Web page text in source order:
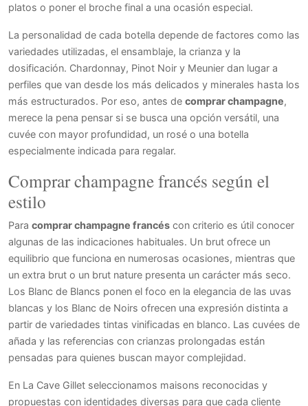
platos o poner el broche final a una ocasión especial.
La personalidad de cada botella depende de factores como las
variedades utilizadas, el ensamblaje, la crianza y la
dosificación. Chardonnay, Pinot Noir y Meunier dan lugar a
perfiles que van desde los más delicados y minerales hasta los
más estructurados. Por eso, antes de comprar champagne,
merece la pena pensar si se busca una opción versátil, una
cuvée con mayor profundidad, un rosé o una botella
especialmente indicada para regalar.
Comprar champagne francés según el
estilo
Para comprar champagne francés con criterio es útil conocer
algunas de las indicaciones habituales. Un brut ofrece un
equilibrio que funciona en numerosas ocasiones, mientras que
un extra brut o un brut nature presenta un carácter más seco.
Los Blanc de Blancs ponen el foco en la elegancia de las uvas
blancas y los Blanc de Noirs ofrecen una expresión distinta a
partir de variedades tintas vinificadas en blanco. Las cuvées de
añada y las referencias con crianzas prolongadas están
pensadas para quienes buscan mayor complejidad.
En La Cave Gillet seleccionamos maisons reconocidas y
propuestas con identidades diversas para que cada cliente